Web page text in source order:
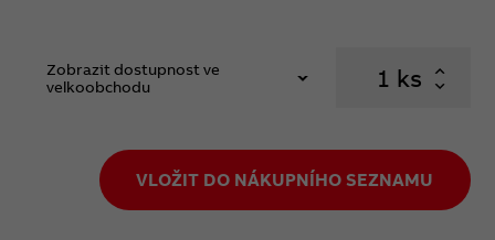
Zobrazit dostupnost ve
velkoobchodu
ks
VLOŽIT DO NÁKUPNÍHO SEZNAMU